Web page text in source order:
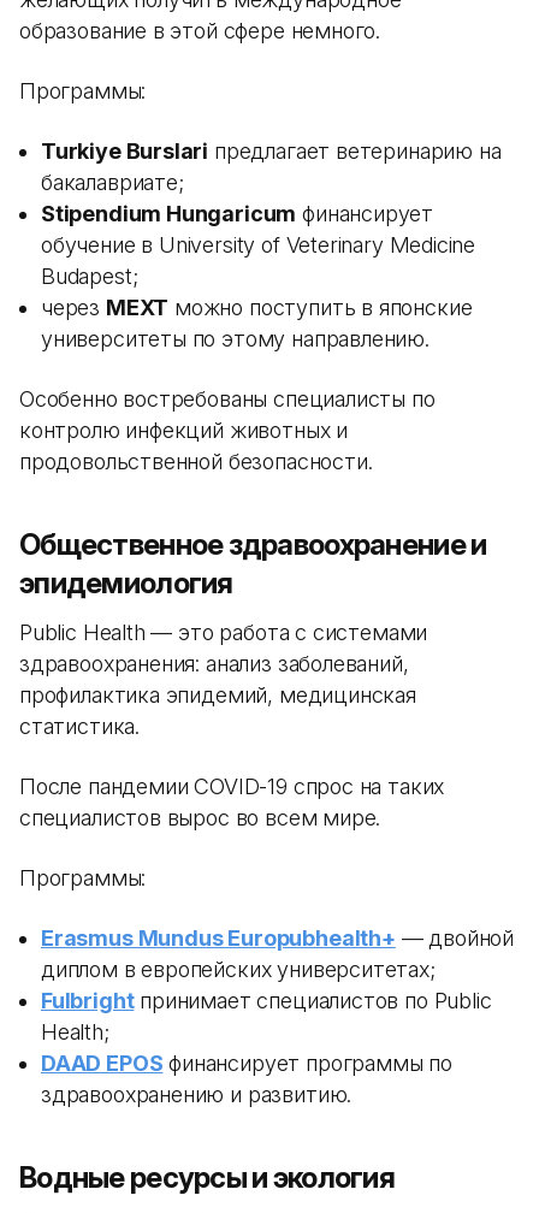
образование в этой сфере немного.
Программы:
Turkiye Burslari предлагает ветеринарию на
бакалавриате;
Stipendium Hungaricum финансирует
обучение в University of Veterinary Medicine
Budapest;
через MEXT можно поступить в японские
университеты по этому направлению.
Особенно востребованы специалисты по
контролю инфекций животных и
продовольственной безопасности.
Общественное здравоохранение и
эпидемиология
Public Health — это работа с системами
здравоохранения: анализ заболеваний,
профилактика эпидемий, медицинская
статистика.
После пандемии COVID-19 спрос на таких
специалистов вырос во всем мире.
Программы:
Erasmus Mundus Europubhealth+ — двойной
диплом в европейских университетах;
Fulbrightпринимает специалистов по Public
Health;
DAAD EPOS финансирует программы по
здравоохранению и развитию.
Водные ресурсы и экология